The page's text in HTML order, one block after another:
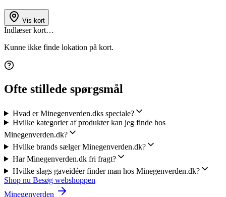
Vis kort
Indlæser kort…
Kunne ikke finde lokation på kort.
Ofte stillede spørgsmål
Hvad er Minegenverden.dks speciale?
Hvilke kategorier af produkter kan jeg finde hos
Minegenverden.dk?
Hvilke brands sælger Minegenverden.dk?
Har Minegenverden.dk fri fragt?
Hvilke slags gaveidéer finder man hos Minegenverden.dk?
Shop nu Besøg webshoppen
Minegenverden